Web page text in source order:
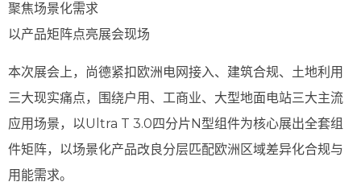
聚焦场景化需求
以产品矩阵点亮展会现场
本次展会上，尚德紧扣欧洲电网接入、建筑合规、土地利用
三大现实痛点，围绕户用、工商业、大型地面电站三大主流
应用场景，以Ultra T 3.0四分片N型组件为核心展出全套组
件矩阵，以场景化产品改良分层匹配欧洲区域差异化合规与
用能需求。